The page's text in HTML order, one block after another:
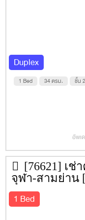
Duplex
1 Bed 34 ตรม. ชั้น
อัพเ
[76621] เ
จุฬา-สามย่าน
Samyan] 35 ต
1 Bed